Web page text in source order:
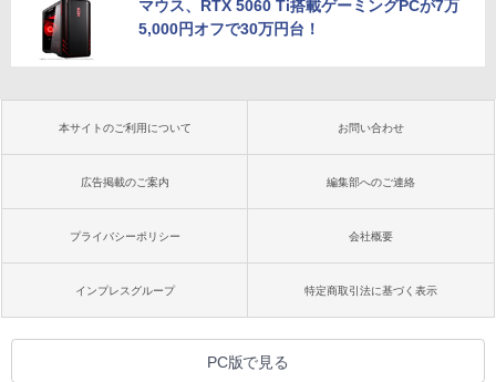
マウス、RTX 5060 Ti搭載ゲーミングPCが7万
5,000円オフで30万円台！
本サイトのご利用について お問い合わせ
広告掲載のご案内 編集部へのご連絡
プライバシーポリシー 会社概要
インプレスグループ 特定商取引法に基づく表示
PC版で見る